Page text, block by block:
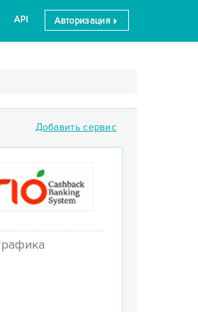
API Авторизация
Добавить сервис